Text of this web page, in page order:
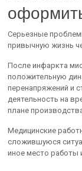
Серьезные
привычную жизнь
После инфаркта
положительную
перенапряжений и
деятельность на
плане
Медицинские
сложившуюся
иное место работы